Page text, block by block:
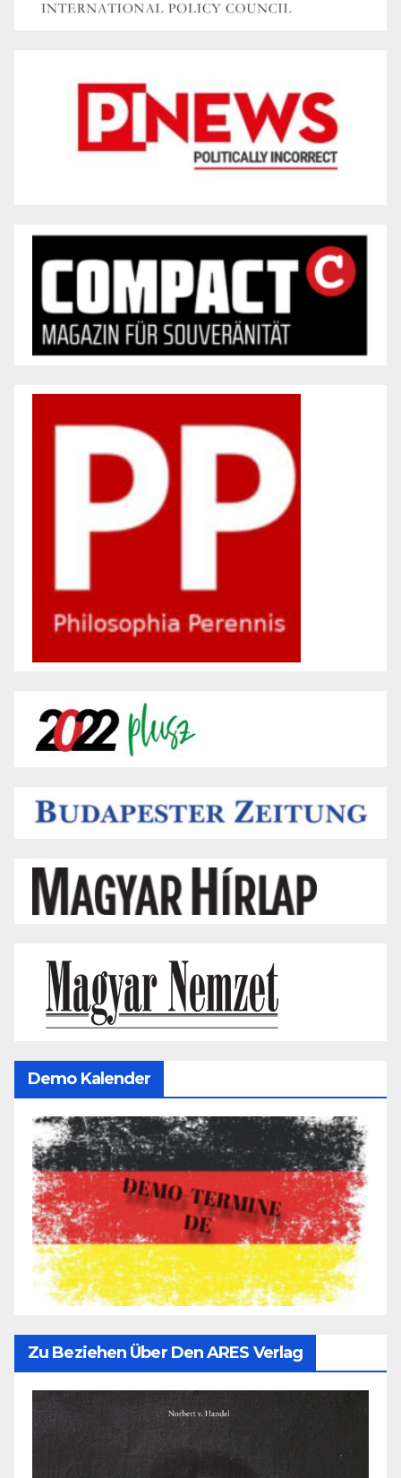
Demo Kalender
Zu Beziehen Über Den ARES Verlag